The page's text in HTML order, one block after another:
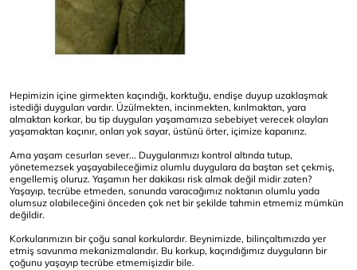
Hepimizin içine girmekten kaçındığı, korktuğu, endişe duyup uzaklaşmak
istediği duyguları vardır. Üzülmekten, incinmekten, kırılmaktan, yara
almaktan korkar, bu tip duyguları yaşamamıza sebebiyet verecek olayları
yaşamaktan kaçınır, onları yok sayar, üstünü örter, içimize kapanırız.
Ama yaşam cesurları sever... Duygularımızı kontrol altında tutup,
yönetemezsek yaşayabileceğimiz olumlu duygulara da baştan set çekmiş,
engellemiş oluruz. Yaşamın her dakikası risk almak değil midir zaten?
Yaşayıp, tecrübe etmeden, sonunda varacağımız noktanın olumlu yada
olumsuz olabileceğini önceden çok net bir şekilde tahmin etmemiz mümkün
değildir.
Korkularımızın bir çoğu sanal korkulardır. Beynimizde, bilinçaltımızda yer
etmiş savunma mekanizmalarıdır. Bu korkup, kaçındığımız duyguların bir
çoğunu yaşayıp tecrübe etmemişizdir bile.